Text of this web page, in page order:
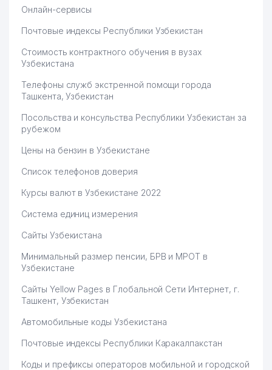
Онлайн-сервисы
Почтовые индексы Республики Узбекистан
Стоимость контрактного обучения в вузах
Узбекистана
Телефоны служб экстренной помощи города
Ташкента, Узбекистан
Посольства и консульства Республики Узбекистан за
рубежом
Цены на бензин в Узбекистане
Список телефонов доверия
Курсы валют в Узбекистане 2022
Система единиц измерения
Сайты Узбекистана
Минимальный размер пенсии, БРВ и МРОТ в
Узбекистане
Сайты Yellow Pages в Глобальной Сети Интернет, г.
Ташкент, Узбекистан
Автомобильные коды Узбекистана
Почтовые индексы Республики Каракалпакстан
Коды и префиксы операторов мобильной и городской